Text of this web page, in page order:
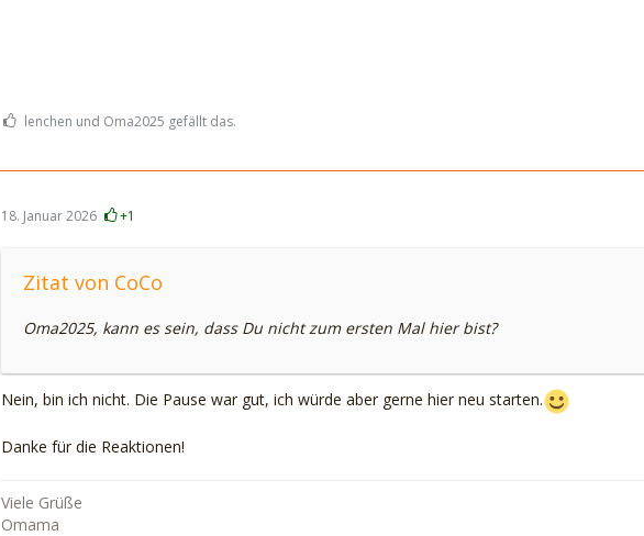
lenchen und Oma2025 gefällt das.
18. Januar 2026 +1
Zitat von CoCo
Oma2025, kann es sein, dass Du nicht zum ersten Mal hier bist?
Nein, bin ich nicht. Die Pause war gut, ich würde aber gerne hier neu starten.
Danke für die Reaktionen!
Viele Grüße
Omama